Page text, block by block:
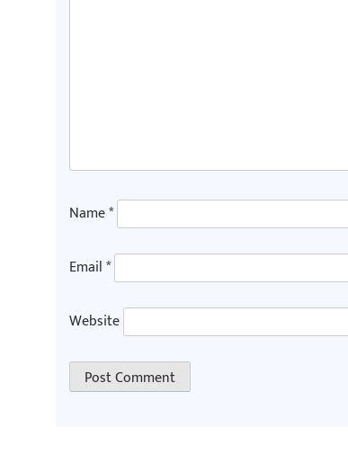
Name*
Email*
Website